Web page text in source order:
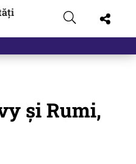
și Rumi,